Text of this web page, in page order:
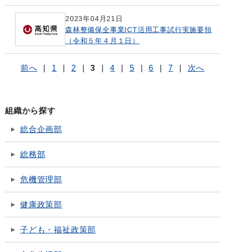
2023年04月21日
森林整備保全事業ICT活用工事試行実施要領
（令和５年４月１日）
前へ 1 2 3 4 5 6 7 次へ
組織から探す
総合企画部
総務部
危機管理部
健康政策部
子ども・福祉政策部